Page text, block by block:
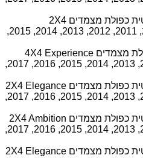
סקודה יטי 1.2 טורבו-בנזין רובוטית כפולת מצמדים 2X4
Experience שנות ייצור – 2010, 2011, 2012, 2013, 2014, 2015,
סקודה יטי 2.0 דיזל רובוטית כפולת מצמדים 4X4 Experience
שנות ייצור – 2010, 2011, 2012, 2013, 2014, 2015, 2016, 2017,
סקודה יטי 1.2 טורבו-בנזין רובוטית כפולת מצמדים 2X4 Elegance
שנות ייצור – 2010, 2011, 2012, 2013, 2014, 2015, 2016, 2017,
סקודה יטי 1.4 טורבו-בנזין רובוטית כפולת מצמדים 2X4 Ambition
שנות ייצור – 2010, 2011, 2012, 2013, 2014, 2015, 2016, 2017,
סקודה יטי 1.4 טורבו-בנזין רובוטית כפולת מצמדים 2X4 Elegance